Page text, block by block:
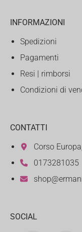
INFORMAZIONI
Spedizioni
Pagamenti
Resi | rimborsi
Condizioni di
CONTATTI
Corso
0173281035
SOCIAL